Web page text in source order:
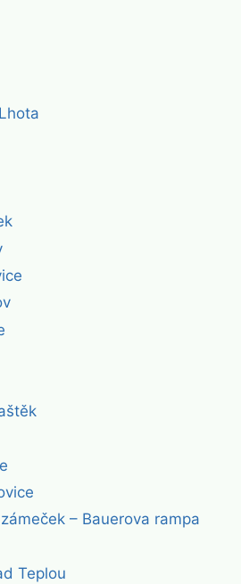
– Bauerova rampa
Teplou